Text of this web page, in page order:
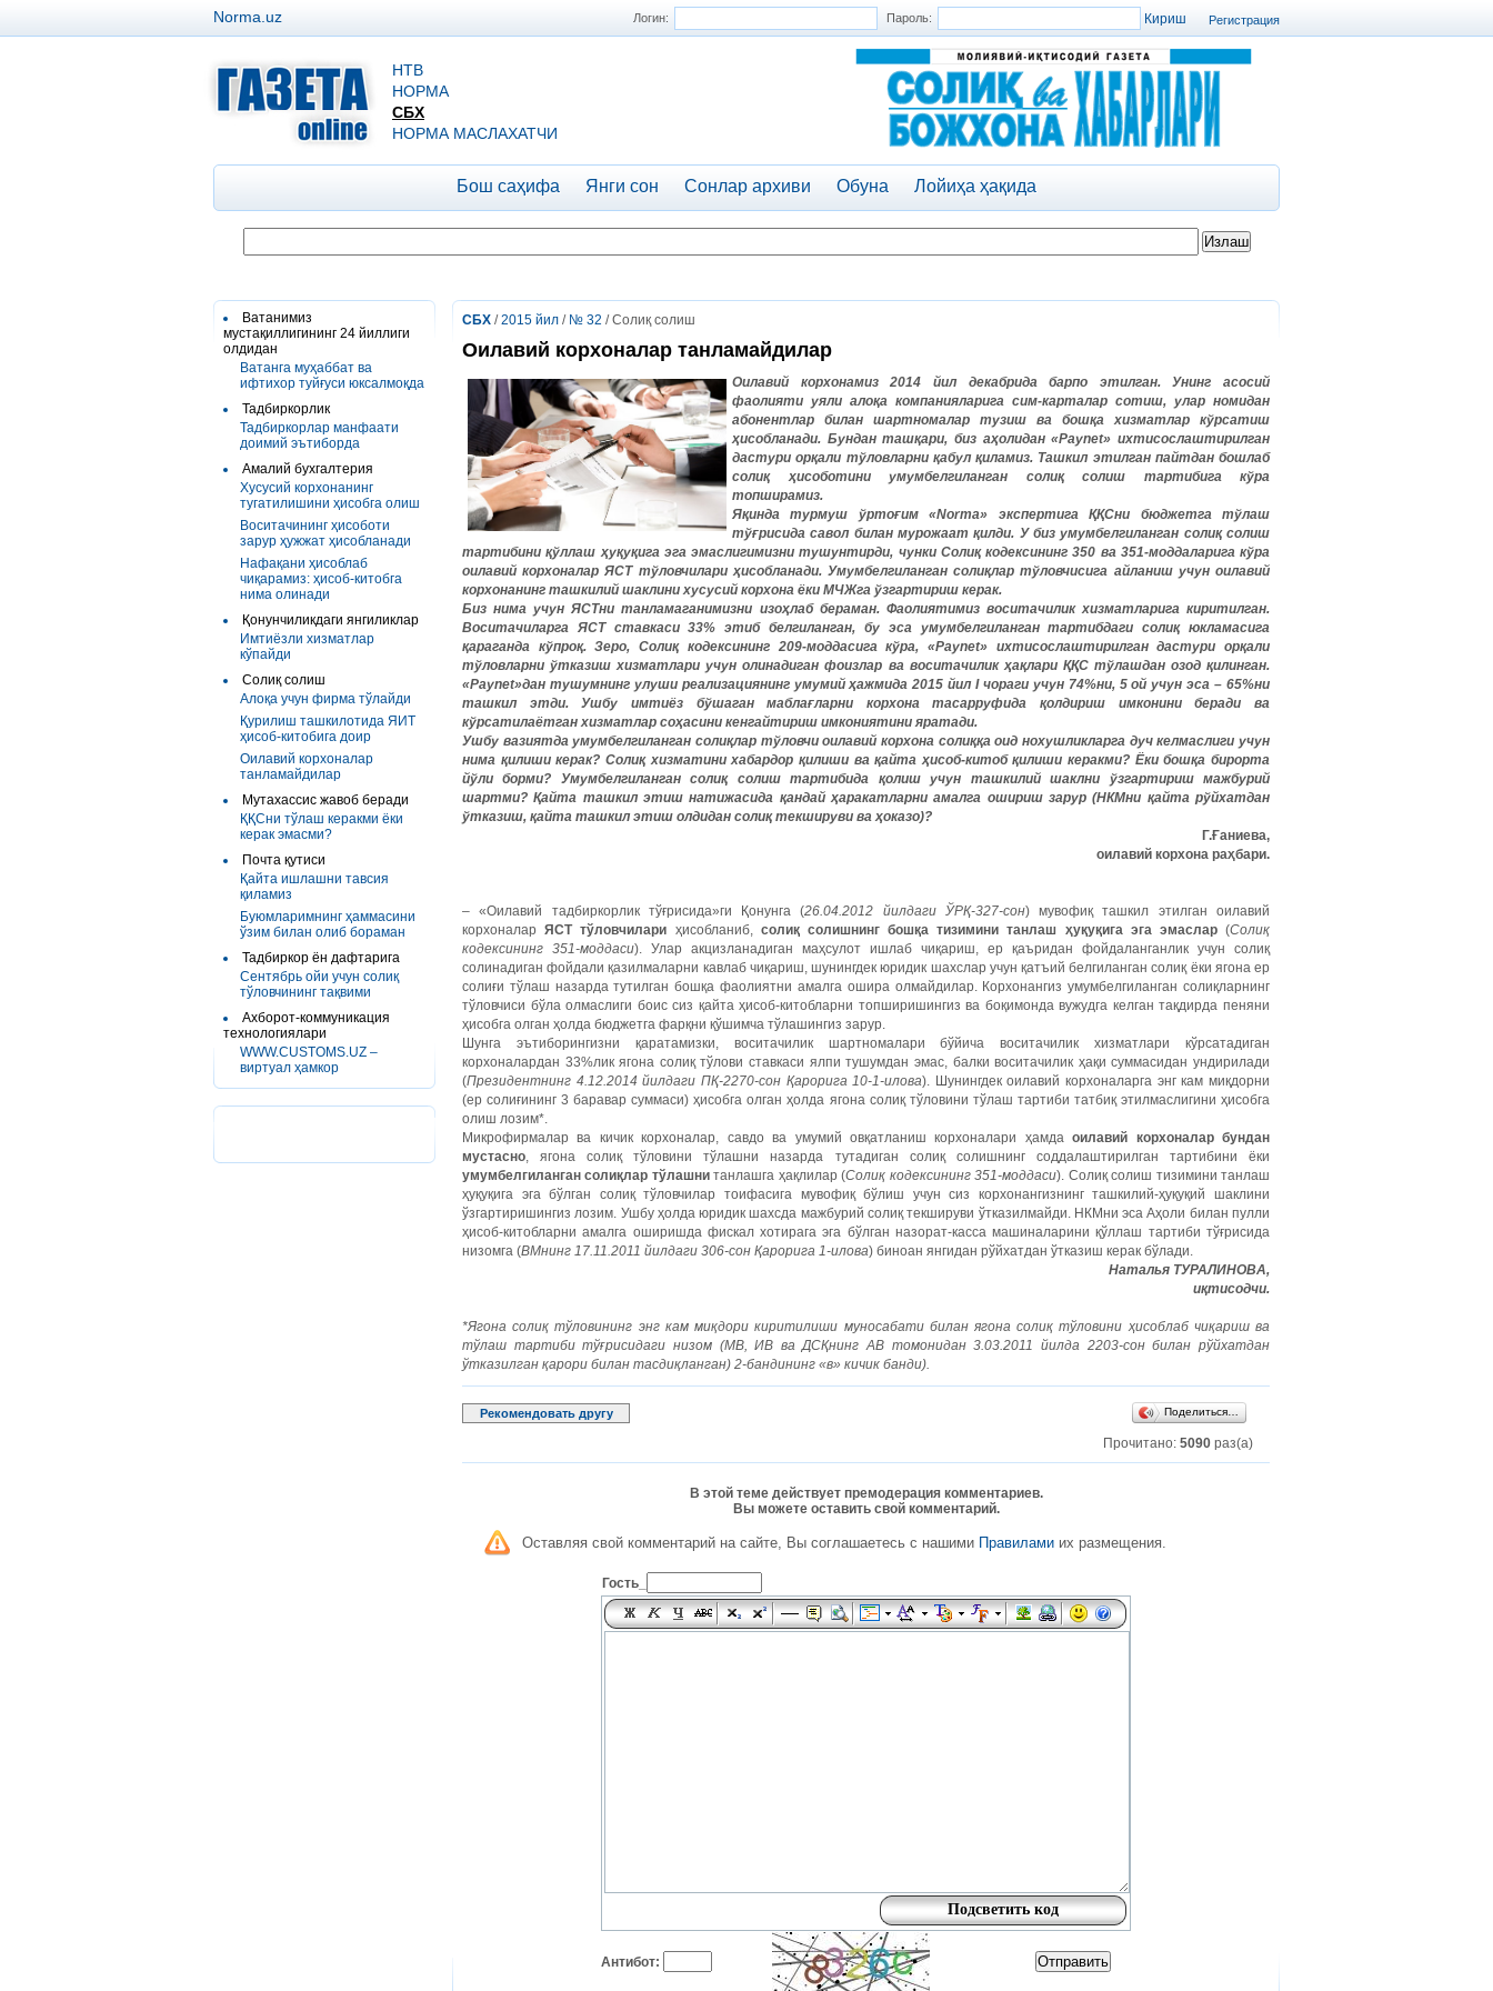
Регистрация
Логин: Пароль:
Norma.uz
НТВ
НОРМА
СБХ
НОРМА МАСЛАХАТЧИ
Бош саҳифа Янги сон Сонлар архиви Обуна Лойиҳа ҳақида
Ватанимиз
мустақиллигининг 24 йиллиги
олдидан
Ватанга муҳаббат ва
ифтихор туйғуси юксалмоқда
Тадбиркорлик
Тадбиркорлар манфаати
доимий эътиборда
Амалий бухгалтерия
Хусусий корхонанинг
тугатилишини ҳисобга олиш
Воситачининг ҳисоботи
зарур ҳужжат ҳисобланади
Нафақани ҳисоблаб
чиқарамиз: ҳисоб-китобга
нима олинади
Қонунчиликдаги янгиликлар
Имтиёзли хизматлар
кўпайди
Солиқ солиш
Алоқа учун фирма тўлайди
Қурилиш ташкилотида ЯИТ
ҳисоб-китобига доир
Оилавий корхоналар
танламайдилар
Мутахассис жавоб беради
ҚҚСни тўлаш керакми ёки
керак эмасми?
Почта қутиси
Қайта ишлашни тавсия
қиламиз
Буюмларимнинг ҳаммасини
ўзим билан олиб бораман
Тадбиркор ён дафтарига
Сентябрь ойи учун солиқ
тўловчининг тақвими
Ахборот-коммуникация
технологиялари
WWW.CUSTOMS.UZ –
виртуал ҳамкор
СБХ /2015 йил / № 32 / Солиқ солиш
Оилавий корхоналар танламайдилар
Оилавий корхонамиз 2014 йил декабрида барпо этилган. Унинг асосий
фаолияти уяли алоқа компанияларига сим-карталар сотиш, улар номидан
абонентлар билан шартномалар тузиш ва бошқа хизматлар кўрсатиш
ҳисобланади. Бундан ташқари, биз аҳолидан «Paynet» ихтисослаштирилган
дастури орқали тўловларни қабул қиламиз. Ташкил этилган пайтдан бошлаб
солиқ ҳисоботини умумбелгиланган солиқ солиш тартибига кўра
топширамиз.
Яқинда турмуш ўртоғим «Norma» экспертига ҚҚСни бюджетга тўлаш
тўғрисида савол билан мурожаат қилди. У биз умумбелгиланган солиқ солиш
тартибини қўллаш ҳуқуқига эга эмаслигимизни тушунтирди, чунки Солиқ кодексининг 350 ва 351-моддаларига кўра
оилавий корхоналар ЯСТ тўловчилари ҳисобланади. Умумбелгиланган солиқлар тўловчисига айланиш учун оилавий
корхонанинг ташкилий шаклини хусусий корхона ёки МЧЖга ўзгартириш керак.
Биз нима учун ЯСТни танламаганимизни изоҳлаб бераман. Фаолиятимиз воситачилик хизматларига киритилган.
Воситачиларга ЯСТ ставкаси 33% этиб белгиланган, бу эса умумбелгиланган тартибдаги солиқ юкламасига
қараганда кўпроқ. Зеро, Солиқ кодексининг 209-моддасига кўра, «Paynet» ихтисослаштирилган дастури орқали
тўловларни ўтказиш хизматлари учун олинадиган фоизлар ва воситачилик ҳақлари ҚҚС тўлашдан озод қилинган.
«Paynet»дан тушумнинг улуши реализациянинг умумий ҳажмида 2015 йил I чораги учун 74%ни, 5 ой учун эса – 65%ни
ташкил этди. Ушбу имтиёз бўшаган маблағларни корхона тасарруфида қолдириш имконини беради ва
кўрсатилаётган хизматлар соҳасини кенгайтириш имкониятини яратади.
Ушбу вазиятда умумбелгиланган солиқлар тўловчи оилавий корхона солиққа оид нохушликларга дуч келмаслиги учун
нима қилиши керак? Солиқ хизматини хабардор қилиши ва қайта ҳисоб-китоб қилиши керакми? Ёки бошқа бирорта
йўли борми? Умумбелгиланган солиқ солиш тартибида қолиш учун ташкилий шаклни ўзгартириш мажбурий
шартми? Қайта ташкил этиш натижасида қандай ҳаракатларни амалга ошириш зарур (НКМни қайта рўйхатдан
ўтказиш, қайта ташкил этиш олдидан солиқ текшируви ва ҳоказо)?
Г.Ғаниева,
оилавий корхона раҳбари.
– «Оилавий тадбиркорлик тўғрисида»ги Қонунга (26.04.2012 йилдаги ЎРҚ-327-сон) мувофиқ ташкил этилган оилавий
корхоналарЯСТ тўловчилари ҳисобланиб, солиқ солишнинг бошқа тизимини танлаш ҳуқуқига эга эмаслар(Солиқ
кодексининг 351-моддаси). Улар акцизланадиган маҳсулот ишлаб чиқариш, ер қаъридан фойдаланганлик учун солиқ
солинадиган фойдали қазилмаларни кавлаб чиқариш, шунингдек юридик шахслар учун қатъий белгиланган солиқ ёки ягона ер
солиғи тўлаш назарда тутилган бошқа фаолиятни амалга ошира олмайдилар. Корхонангиз умумбелгиланган солиқларнинг
тўловчиси бўла олмаслиги боис сиз қайта ҳисоб-китобларни топширишингиз ва боқимонда вужудга келган тақдирда пеняни
ҳисобга олган ҳолда бюджетга фарқни қўшимча тўлашингиз зарур.
Шунга эътиборингизни қаратамизки, воситачилик шартномалари бўйича воситачилик хизматлари кўрсатадиган
корхоналардан 33%лик ягона солиқ тўлови ставкаси ялпи тушумдан эмас, балки воситачилик ҳақи суммасидан ундирилади
(Президентнинг 4.12.2014 йилдаги ПҚ-2270-сон Қарорига 10-1-илова). Шунингдек оилавий корхоналарга энг кам миқдорни
(ер солиғининг 3 баравар суммаси) ҳисобга олган ҳолда ягона солиқ тўловини тўлаш тартиби татбиқ этилмаслигини ҳисобга
олиш лозим*.
Микрофирмалар ва кичик корхоналар, савдо ва умумий овқатланиш корхоналари ҳамдаоилавий корхоналар бундан
мустасно, ягона солиқ тўловини тўлашни назарда тутадиган солиқ солишнинг соддалаштирилган тартибини ёки
умумбелгиланган солиқлар тўлашнитанлашга ҳақлилар (Солиқ кодексининг 351-моддаси). Солиқ солиш тизимини танлаш
ҳуқуқига эга бўлган солиқ тўловчилар тоифасига мувофиқ бўлиш учун сиз корхонангизнинг ташкилий-ҳуқуқий шаклини
ўзгартиришингиз лозим. Ушбу ҳолда юридик шахсда мажбурий солиқ текшируви ўтказилмайди. НКМни эса Аҳоли билан пулли
ҳисоб-китобларни амалга оширишда фискал хотирага эга бўлган назорат-касса машиналарини қўллаш тартиби тўғрисида
низомга (ВМнинг 17.11.2011 йилдаги 306-сон Қарорига 1-илова) биноан янгидан рўйхатдан ўтказиш керак бўлади.
Наталья ТУРАЛИНОВА,
иқтисодчи.
*Ягона солиқ тўловининг энг кам миқдори киритилиши муносабати билан ягона солиқ тўловини ҳисоблаб чиқариш ва
тўлаш тартиби тўғрисидаги низом (МВ, ИВ ва ДСҚнинг АВ томонидан 3.03.2011 йилда 2203-сон билан рўйхатдан
ўтказилган қарори билан тасдиқланган) 2-бандининг «в» кичик банди).
Рекомендовать другу Поделиться…
Прочитано: 5090 раз(а)
В этой теме действует премодерация комментариев.
Вы можете оставить свой комментарий.
Оставляя свой комментарий на сайте, Вы соглашаетесь с нашими Правилами их размещения.
Гость_
Антибот: